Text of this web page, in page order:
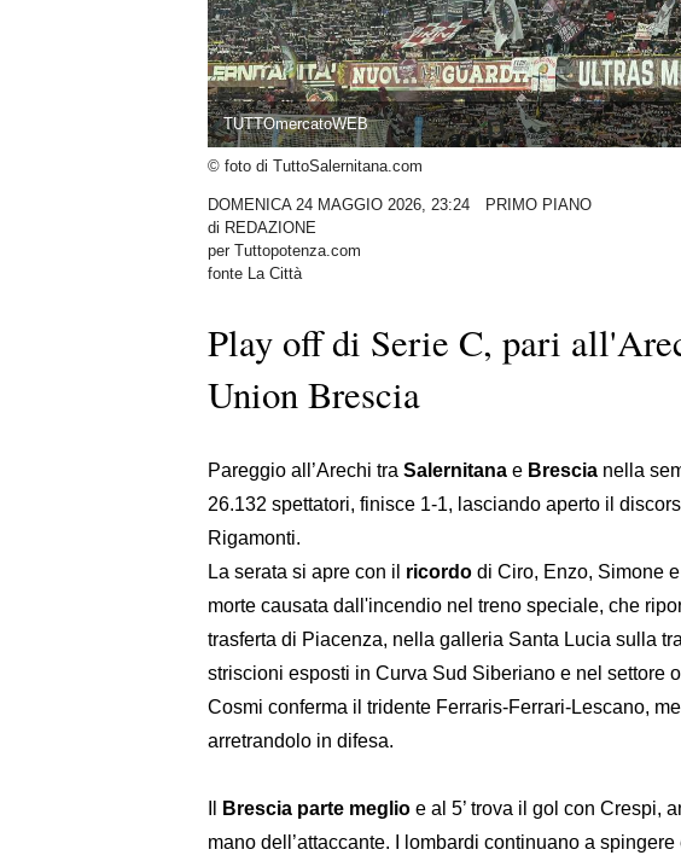
TUTTOmercatoWEB
© foto di TuttoSalernitana.com
DOMENICA 24 MAGGIO 2026, 23:24
PRIMO PIANO
di REDAZIONE
per Tuttopotenza.com
fonte La Città
Play off di Serie C, pari
Union Brescia
Pareggio all’Arechi tra Salernitana e Brescia nella
26.132 spettatori, finisce 1-1, lasciando aperto il
Rigamonti.
La serata si apre con il ricordo di Ciro, Enzo, Simone
morte causata dall'incendio nel treno speciale, che
trasferta di Piacenza, nella galleria Santa Lucia sulla
striscioni esposti in Curva Sud Siberiano e nel settore
Cosmi conferma il tridente Ferraris-Ferrari-Lescano,
arretrandolo in difesa.
Brescia parte meglio e al 5’ trova il gol con Crespi,
mano dell’attaccante. I lombardi continuano a